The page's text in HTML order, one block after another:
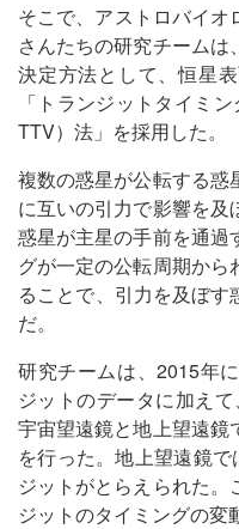
そこで、アストロバイ
さんたちの研究チーム
決定方法として、恒星
「トランジットタイミ
TTV）法」を採用した。
複数の惑星が公転する惑
に互いの引力で影響を及
惑星が主星の手前を通過
グが一定の公転周期か
ることで、引力を及ぼ
だ。
研究チームは、2015年
ジットのデータに加えて
宇宙望遠鏡と地上望遠鏡
を行った。地上望遠鏡
ジットがとらえられた
ジットのタイミングの変